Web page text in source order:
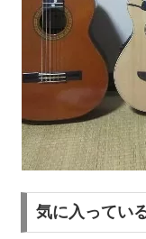
気に入ってい